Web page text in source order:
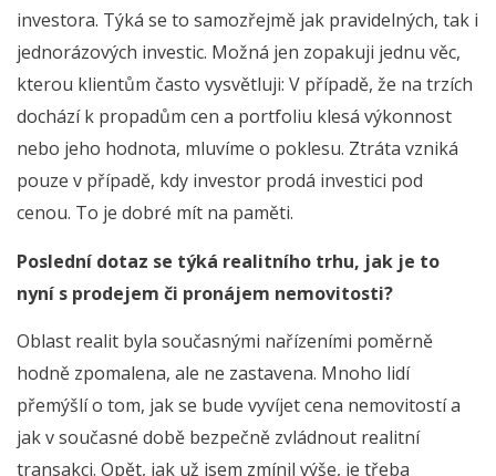
investora. Týká se to samozřejmě jak pravidelných, tak i
jednorázových investic. Možná jen zopakuji jednu věc,
kterou klientům často vysvětluji: V případě, že na trzích
dochází k propadům cen a portfoliu klesá výkonnost
nebo jeho hodnota, mluvíme o poklesu. Ztráta vzniká
pouze v případě, kdy investor prodá investici pod
cenou. To je dobré mít na paměti.
Poslední dotaz se týká realitního trhu, jak je to
nyní s prodejem či pronájem nemovitosti?
Oblast realit byla současnými nařízeními poměrně
hodně zpomalena, ale ne zastavena. Mnoho lidí
přemýšlí o tom, jak se bude vyvíjet cena nemovitostí a
jak v současné době bezpečně zvládnout realitní
transakci. Opět, jak už jsem zmínil výše, je třeba